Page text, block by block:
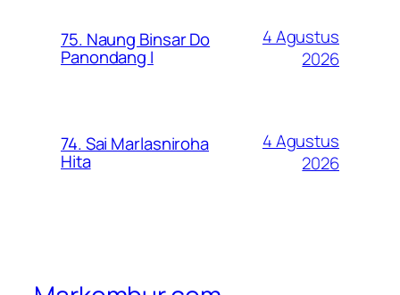
75. Naung Binsar Do
Panondang I
4 Agustus
2026
74. Sai Marlasniroha
Hita
4 Agustus
2026